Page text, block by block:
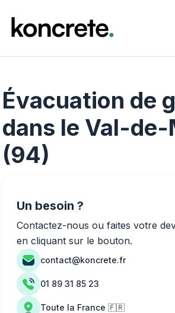
Évacuation de
dans le Val-de-
(94)
Un besoin ?
Contactez-nous ou faites votre
en cliquant sur le bouton.
contact@koncrete.fr
01 89 31 85 23
Toute la France 🇫🇷